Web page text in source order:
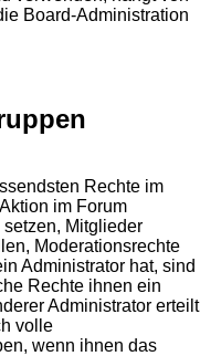
Board-Administration
Rechte im
im Forum
Mitglieder
Moderationsrechte
Administrator hat, sind
Rechte ihnen ein
Administrator erteilt
volle
wenn ihnen das